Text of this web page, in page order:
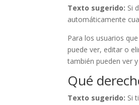
Texto sugerido: Si
automáticamente
Para los usuarios
puede ver, editar o
también pueden ver
Qué
Texto sugerido: Si